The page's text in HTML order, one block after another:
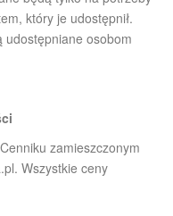
który je udostępnił.
udostępniane osobom
zamieszczonym
Wszystkie ceny